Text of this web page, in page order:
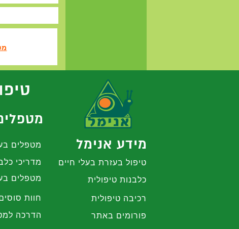
מידע אנימל
טיפול בעזרת בעלי חיים
כלבנות טיפולית
רכיבה טיפולית
פורומים באתר
מטפלים
מדריכי
מטפלים
חוות
הדרכה